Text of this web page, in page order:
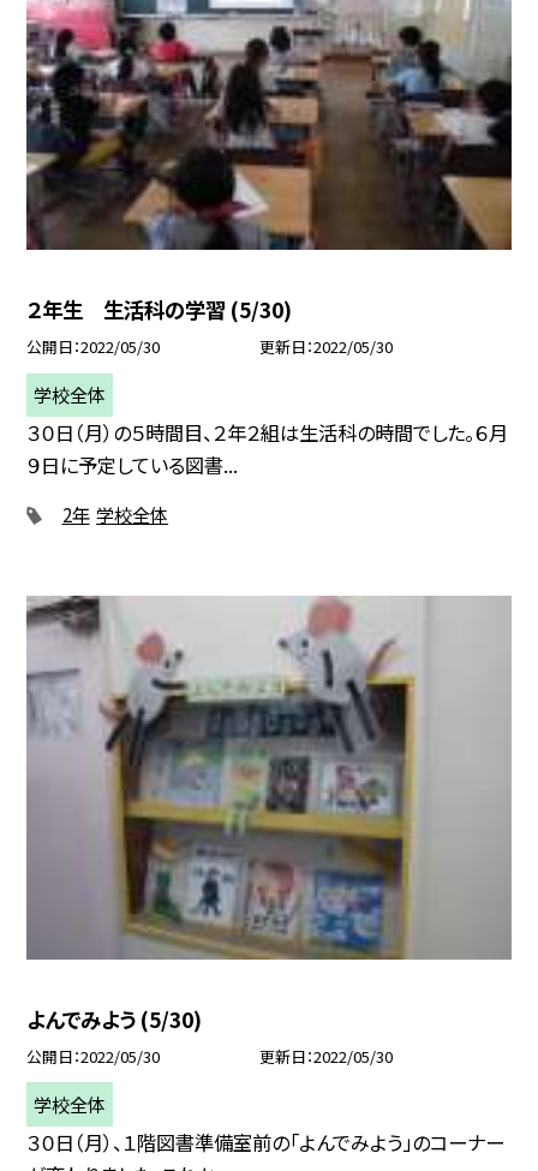
２年生 生活科の学習 (5/30)
公開日 2022/05/30 更新日 2022/05/30
学校全体
３０日（月）の５時間目、２年２組は生活科の時間でした。６月
９日に予定している図書...
2年 学校全体
よんでみよう (5/30)
公開日 2022/05/30 更新日 2022/05/30
学校全体
３０日（月）、１階図書準備室前の「よんでみよう」のコーナー